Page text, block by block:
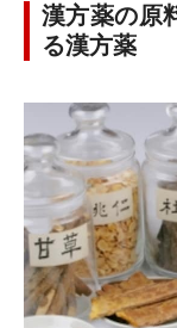
漢方薬の原
る漢方薬